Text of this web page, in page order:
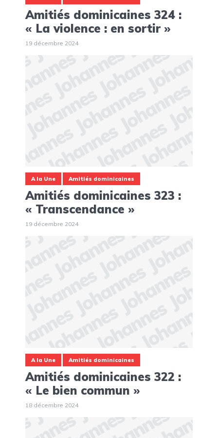
Amitiés dominicaines 324 :
« La violence : en sortir »
19 décembre 2024
A la Une Amitiés dominicaines
Amitiés dominicaines 323 :
« Transcendance »
19 décembre 2024
A la Une Amitiés dominicaines
Amitiés dominicaines 322 :
« Le bien commun »
18 décembre 2024